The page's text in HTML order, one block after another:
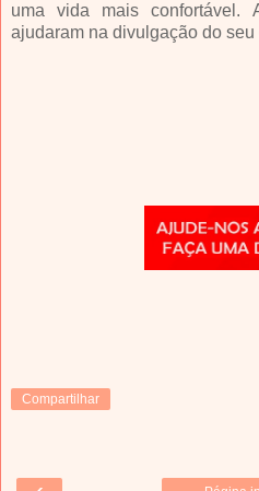
uma vida mais confortável.
ajudaram na divulgação do seu
Compartilhar